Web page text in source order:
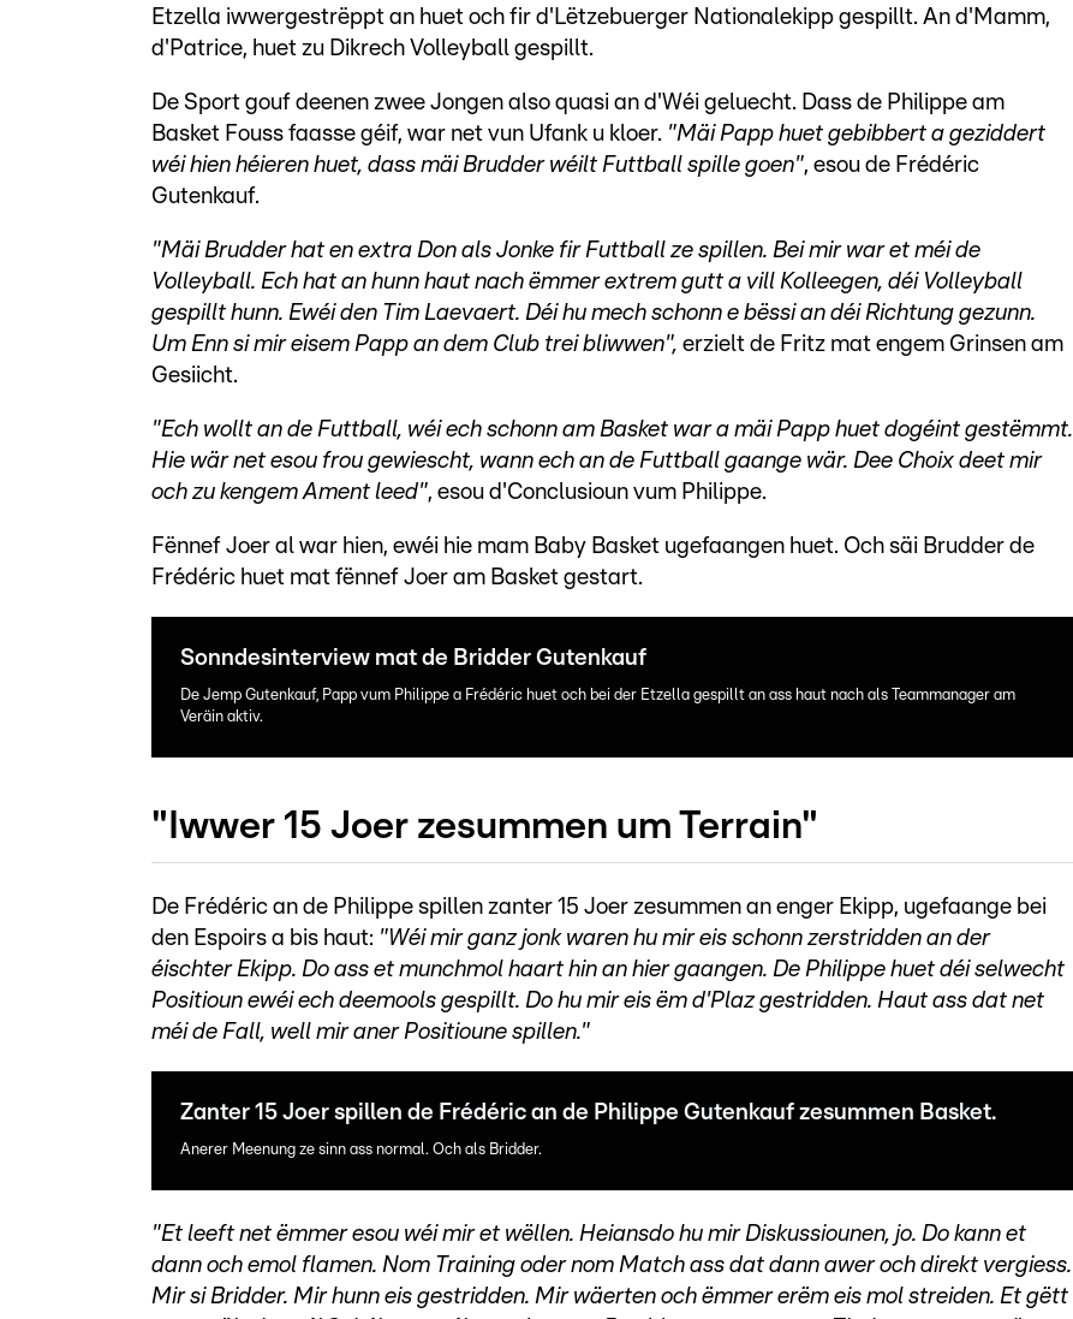
Etzella iwwergestrëppt an huet och fir d'Lëtzebuerger Nationalekipp gespillt. An d'Mamm,
d'Patrice, huet zu Dikrech Volleyball gespillt.
De Sport gouf deenen zwee Jongen also quasi an d'Wéi geluecht. Dass de Philippe am
Basket Fouss faasse géif, war net vun Ufank u kloer. "Mäi Papp huet gebibbert a geziddert
wéi hien héieren huet, dass mäi Brudder wéilt Futtball spille goen", esou de Frédéric
Gutenkauf.
"Mäi Brudder hat en extra Don als Jonke fir Futtball ze spillen. Bei mir war et méi de
Volleyball. Ech hat an hunn haut nach ëmmer extrem gutt a vill Kolleegen, déi Volleyball
gespillt hunn. Ewéi den Tim Laevaert. Déi hu mech schonn e bëssi an déi Richtung gezunn.
Um Enn si mir eisem Papp an dem Club trei bliwwen", erzielt de Fritz mat engem Grinsen am
Gesiicht.
"Ech wollt an de Futtball, wéi ech schonn am Basket war a mäi Papp huet dogéint gestëmmt.
Hie wär net esou frou gewiescht, wann ech an de Futtball gaange wär. Dee Choix deet mir
och zu kengem Ament leed", esou d'Conclusioun vum Philippe.
Fënnef Joer al war hien, ewéi hie mam Baby Basket ugefaangen huet. Och säi Brudder de
Frédéric huet mat fënnef Joer am Basket gestart.
Sonndesinterview mat de Bridder Gutenkauf
De Jemp Gutenkauf, Papp vum Philippe a Frédéric huet och bei der Etzella gespillt an ass haut nach als Teammanager am
Veräin aktiv.
"Iwwer 15 Joer zesummen um Terrain"
De Frédéric an de Philippe spillen zanter 15 Joer zesummen an enger Ekipp, ugefaange bei
den Espoirs a bis haut: "Wéi mir ganz jonk waren hu mir eis schonn zerstridden an der
éischter Ekipp. Do ass et munchmol haart hin an hier gaangen. De Philippe huet déi selwecht
Positioun ewéi ech deemools gespillt. Do hu mir eis ëm d'Plaz gestridden. Haut ass dat net
méi de Fall, well mir aner Positioune spillen."
Zanter 15 Joer spillen de Frédéric an de Philippe Gutenkauf zesummen Basket.
Anerer Meenung ze sinn ass normal. Och als Bridder.
"Et leeft net ëmmer esou wéi mir et wëllen. Heiansdo hu mir Diskussiounen, jo. Do kann et
dann och emol flamen. Nom Training oder nom Match ass dat dann awer och direkt vergiess.
Mir si Bridder. Mir hunn eis gestridden. Mir wäerten och ëmmer erëm eis mol streiden. Et gëtt